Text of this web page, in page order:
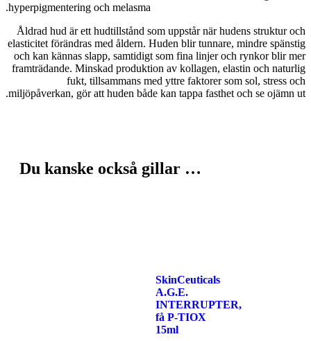
hyperpigmentering och melasma.
Åldrad hud är ett hudtillstånd som uppstår när hudens struktur och
elasticitet förändras med åldern. Huden blir tunnare, mindre spänstig
och kan kännas slapp, samtidigt som fina linjer och rynkor blir mer
framträdande. Minskad produktion av kollagen, elastin och naturlig
fukt, tillsammans med yttre faktorer som sol, stress och
miljöpåverkan, gör att huden både kan tappa fasthet och se ojämn ut.
Du kanske också gillar …
SkinCeuticals
A.G.E.
INTERRUPTER,
få P-TIOX
15ml